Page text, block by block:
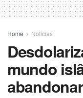
Home Noticias
mundo